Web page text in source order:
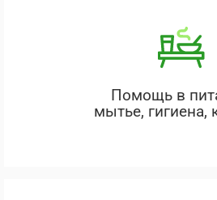
Помощь в
мытье, гигиена,